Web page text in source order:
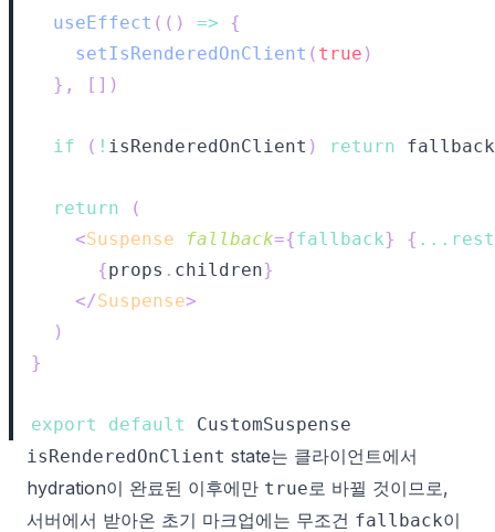
useEffect ( ( ) =>
{
setIsRenderedOnClient ( true )
} , [ ] )
if ( ! isRenderedOnClient ) return
return
(
<Suspense fallback={fallback} { ... rest
{props . children}
</Suspense>
)
}
export default
CustomSuspense
isRenderedOnClient state는 클라이언트에서
hydration이 완료된 이후에만 true로 바뀔 것이므로,
서버에서 받아온 초기 마크업에는 무조건 fallback이